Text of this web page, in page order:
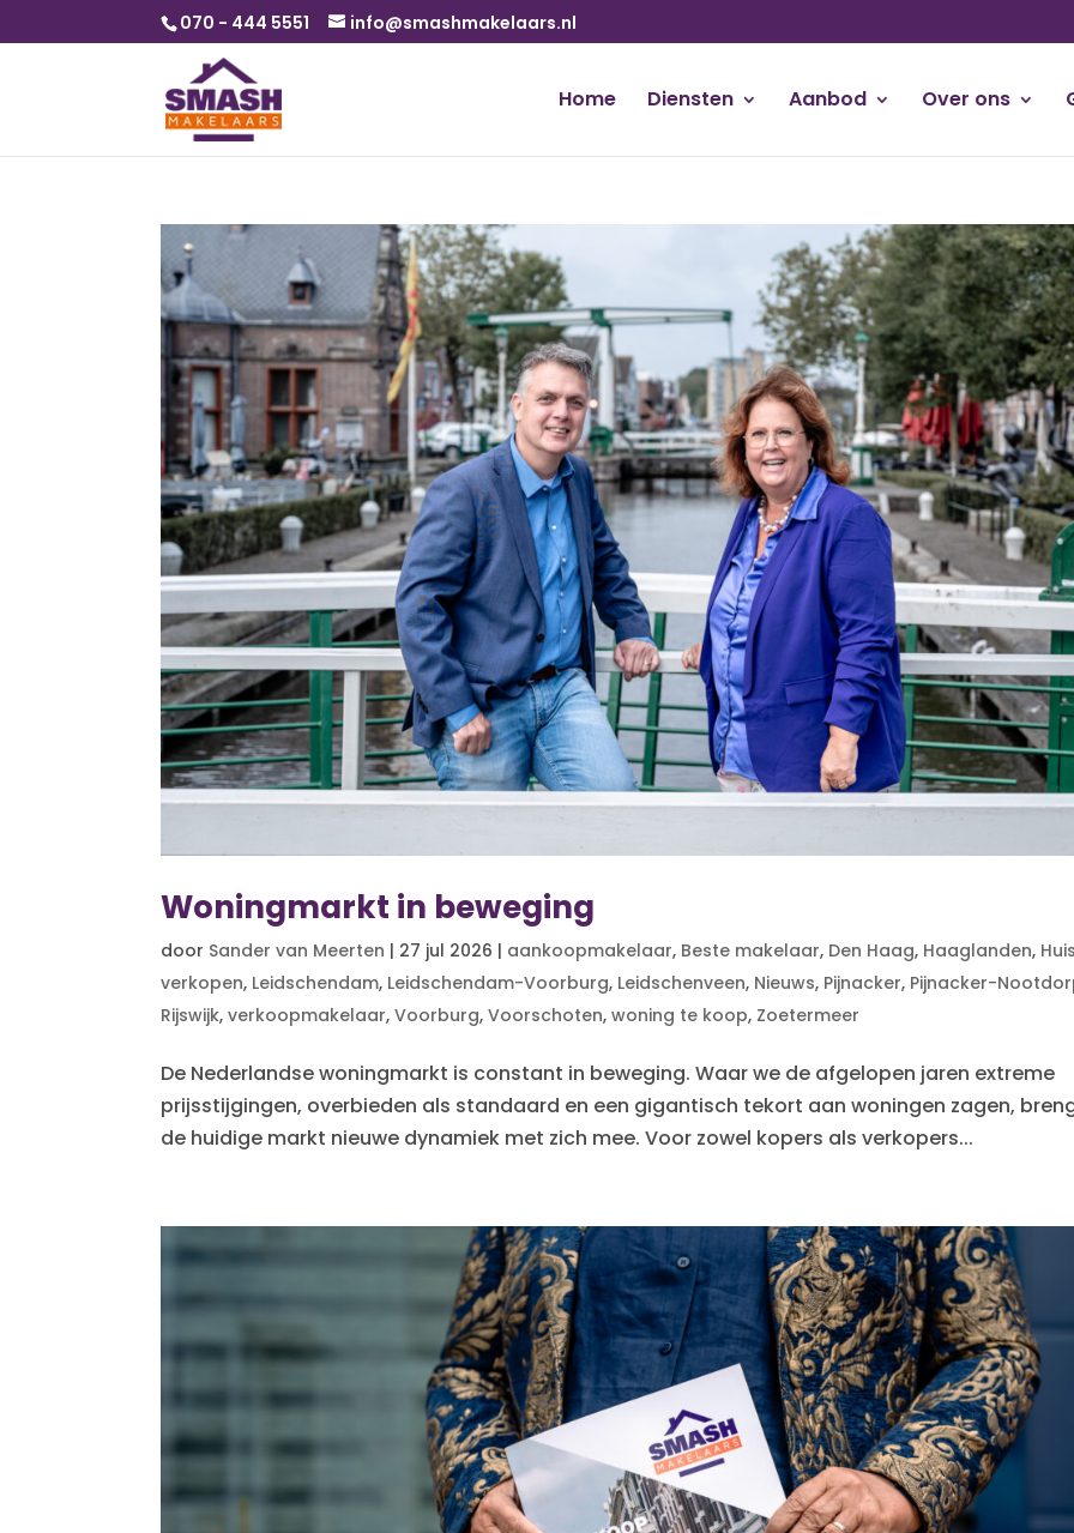
070 - 444 5551 info@smashmakelaars.nl
Home Diensten Aanbod Over ons
Woningmarkt in beweging
door Sander van Meerten | 27 jul 2026 | aankoopmakelaar, Beste makelaar, Den Haag, Haaglanden,
verkopen, Leidschendam, Leidschendam-Voorburg, Leidschenveen, Nieuws, Pijnacker, Pijnacker-
Rijswijk,verkoopmakelaar,Voorburg,Voorschoten,woning te koop, Zoetermeer
De Nederlandse woningmarkt is constant in beweging. Waar we de afgelopen jaren extreme
prijsstijgingen, overbieden als standaard en een gigantisch tekort aan woningen zagen,
de huidige markt nieuwe dynamiek met zich mee. Voor zowel kopers als verkopers...